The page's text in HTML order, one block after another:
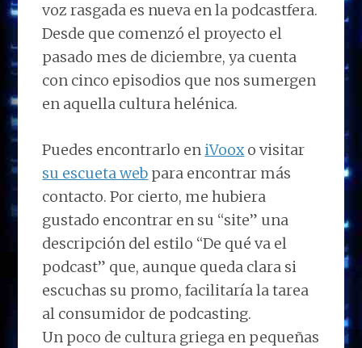
voz rasgada es nueva en la podcastfera.
Desde que comenzó el proyecto el
pasado mes de diciembre, ya cuenta
con cinco episodios que nos sumergen
en aquella cultura helénica.
Puedes encontrarlo eniVooxo visitar
su escueta web para encontrar más
contacto. Por cierto, me hubiera
gustado encontrar en su “site” una
descripción del estilo “De qué va el
podcast” que, aunque queda clara si
escuchas su promo, facilitaría la tarea
al consumidor de podcasting.
Un poco de cultura griega en pequeñas